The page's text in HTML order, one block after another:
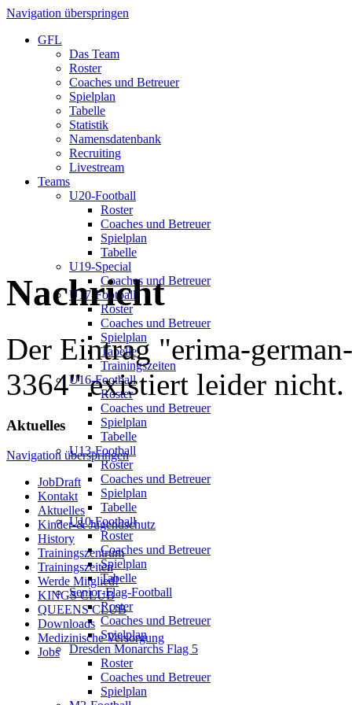
Navigation überspringen
GFL
Das Team
Roster
Coaches und Betreuer
Spielplan
Tabelle
Statistik
Namensdatenbank
Recruiting
Livestream
Teams
U20-Football
Roster
Coaches und Betreuer
Spielplan
Tabelle
U19-Special
Coaches und Betreuer
U17-Football
Roster
Coaches und Betreuer
Spielplan
Tabelle
Trainingszeiten
U16-Football
Roster
Coaches und Betreuer
Spielplan
Tabelle
U13-Football
Roster
Coaches und Betreuer
Spielplan
Tabelle
U10-Football
Roster
Coaches und Betreuer
Spielplan
Tabelle
Senior-Flag-Football
Roster
Coaches und Betreuer
Spielplan
Dresden Monarchs Flag 5
Roster
Coaches und Betreuer
Spielplan
Nachricht
Der Eintrag "erima-
3364" existiert leider nicht.
Aktuelles
Navigation überspringen
JobDraft
Kontakt
Aktuelles
Kinder-& Jugendschutz
History
Trainingszentrum
Trainingszeiten
Werde Mitglied!
KINGS CLUB
QUEENS CLUB
Downloads
Medizinische Versorgung
Jobs